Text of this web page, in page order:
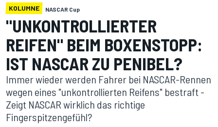
KOLUMNE NASCAR Cup
"UNKONTROLLIERTER
REIFEN" BEIM BOXENSTOPP:
IST NASCAR ZU PENIBEL?
Immer wieder werden Fahrer bei NASCAR-Rennen
wegen eines "unkontrollierten Reifens" bestraft -
Zeigt NASCAR wirklich das richtige
Fingerspitzengefühl?